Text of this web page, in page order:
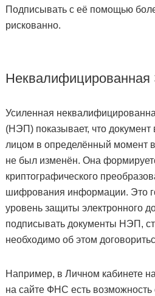
Подписывать с её помощью
рискованно.
Усиленная
(НЭП) показывает, что документ
лицом в определённый момент
не был изменён. Она
криптографического
шифрования информации. Это
уровень защиты электронного
подписывать документы НЭП,
необходимо об этом
Например, в Личном кабинете
на сайте ФНС есть возможность